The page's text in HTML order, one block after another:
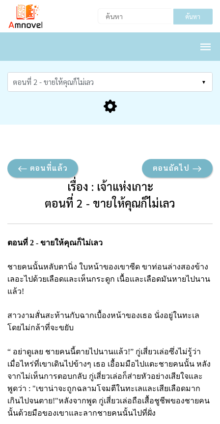
ค้นหา
ตอนที่แล้ว ตอนถัดไป
เรื่อง : เจ้าแห่งเกาะ
ตอนที่ 2 - ขายให้คุณก็ไม่เลว
ตอนที่ 2 - ขายให้คุณก็ไม่เลว
ชายคนนั้นหลับตานิ่ง ใบหน้าของเขาซีด ขาท่อนล่างสองข้าง
เลอะไปด้วยเลือดและเห็นกระดูก เนื้อและเลือดมันหายไปนาน
แล้ว!
สาวงามสั่นสะท้านกับฉากเบื้องหน้าของเธอ นั่งอยู่ในทะเล
โดยไม่กล้าที่จะขยับ
“ อย่าดูเลย ชายคนนี้ตายไปนานแล้ว!” กู่เสี่ยวเล่อซึ่งไม่รู้ว่า
เมื่อไหร่ที่เขาเดินไปข้างๆ เธอ เอื้อมมือไปแตะชายคนนั้น หลัง
จากไม่เห็นการตอบกลับ กู่เสี่ยวเล่อก็ส่ายหัวอย่างเสียใจและ
พูดว่า : "เขาน่าจะถูกฉลามโจมตีในทะเลและเสียเลือดมาก
เกินไปจนตาย!"หลังจากพูด กู่เสี่ยวเล่อถือเสื้อชูชีพของชายคน
นั้นด้วยมือของเขาและลากชายคนนั้นไปที่ฝั่ง